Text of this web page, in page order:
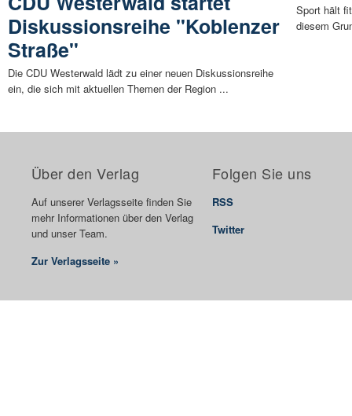
Diskussionsreihe "Koblenzer
Straße"
Die CDU Westerwald lädt zu einer neuen Diskussionsreihe
ein, die sich mit aktuellen Themen der Region ...
Sport hält
diesem
Über den Verlag
Auf unserer Verlagsseite finden Sie
mehr Informationen über den Verlag
und unser Team.
Zur Verlagsseite »
Folgen Sie uns
RSS
Twitter